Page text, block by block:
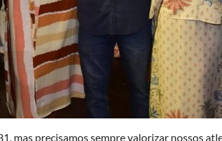
mas precisamos sempre valorizar nossos